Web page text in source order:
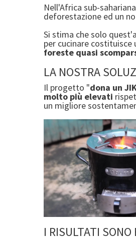
Nell'Africa sub-
deforestazione ed un
Si stima che solo
per cucinare
foreste quasi
LA NOSTRA
Il progetto "dona un
molto più elevati
un migliore
I RISULTATI SONO